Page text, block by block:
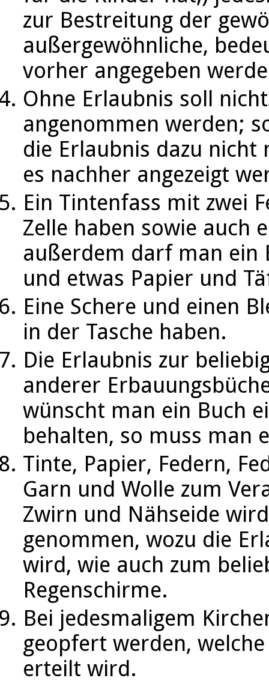
zur Bestreitung der
außergewöhnliche,
vorher angegeben
Ohne Erlaubnis soll
angenommen werden;
die Erlaubnis dazu nicht
es nachher angezeigt
Ein Tintenfass mit zwei
Zelle haben sowie auch
außerdem darf man ein
und etwas Papier und
Eine Schere und einen
in der Tasche haben.
Die Erlaubnis zur
anderer
wünscht man ein Buch
behalten, so muss man
Tinte, Papier, Federn,
Garn und Wolle zum
Zwirn und Nähseide
genommen, wozu die
wird, wie auch zum
Regenschirme.
Bei jedesmaligem
geopfert werden,
erteilt wird.